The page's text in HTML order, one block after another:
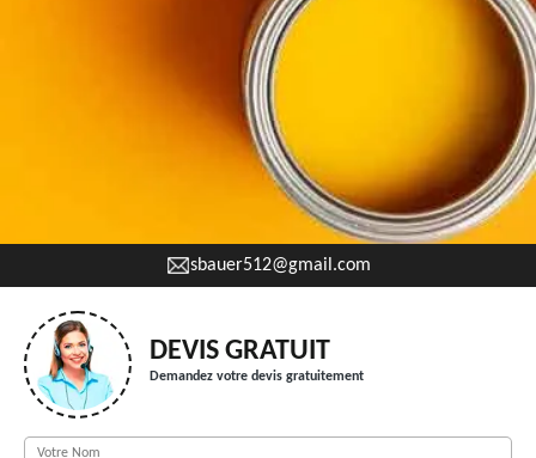
sbauer512@gmail.com
DEVIS GRATUIT
Demandez votre devis gratuitement